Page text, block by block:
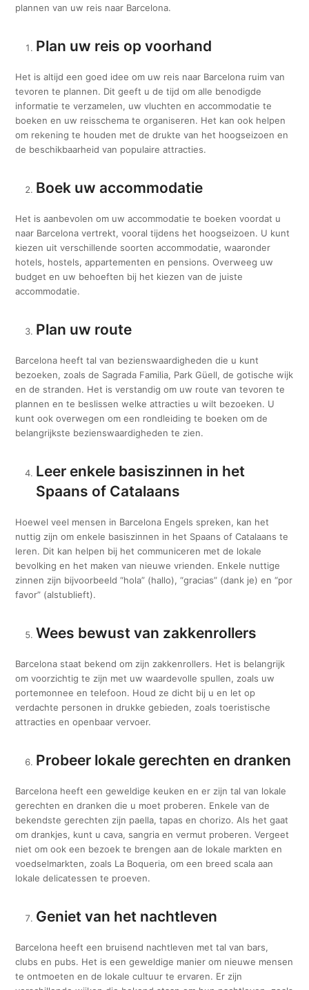
plannen van uw reis naar Barcelona.
Plan uw reis op voorhand
Het is altijd een goed idee om uw reis naar Barcelona ruim van
tevoren te plannen. Dit geeft u de tijd om alle benodigde
informatie te verzamelen, uw vluchten en accommodatie te
boeken en uw reisschema te organiseren. Het kan ook helpen
om rekening te houden met de drukte van het hoogseizoen en
de beschikbaarheid van populaire attracties.
Boek uw accommodatie
Het is aanbevolen om uw accommodatie te boeken voordat u
naar Barcelona vertrekt, vooral tijdens het hoogseizoen. U kunt
kiezen uit verschillende soorten accommodatie, waaronder
hotels, hostels, appartementen en pensions. Overweeg uw
budget en uw behoeften bij het kiezen van de juiste
accommodatie.
Plan uw route
Barcelona heeft tal van bezienswaardigheden die u kunt
bezoeken, zoals de Sagrada Familia, Park Güell, de gotische wijk
en de stranden. Het is verstandig om uw route van tevoren te
plannen en te beslissen welke attracties u wilt bezoeken. U
kunt ook overwegen om een rondleiding te boeken om de
belangrijkste bezienswaardigheden te zien.
Leer enkele basiszinnen in het
Spaans of Catalaans
Hoewel veel mensen in Barcelona Engels spreken, kan het
nuttig zijn om enkele basiszinnen in het Spaans of Catalaans te
leren. Dit kan helpen bij het communiceren met de lokale
bevolking en het maken van nieuwe vrienden. Enkele nuttige
zinnen zijn bijvoorbeeld “hola” (hallo), “gracias” (dank je) en “por
favor” (alstublieft).
Wees bewust van zakkenrollers
Barcelona staat bekend om zijn zakkenrollers. Het is belangrijk
om voorzichtig te zijn met uw waardevolle spullen, zoals uw
portemonnee en telefoon. Houd ze dicht bij u en let op
verdachte personen in drukke gebieden, zoals toeristische
attracties en openbaar vervoer.
Probeer lokale gerechten en dranken
Barcelona heeft een geweldige keuken en er zijn tal van lokale
gerechten en dranken die u moet proberen. Enkele van de
bekendste gerechten zijn paella, tapas en chorizo. Als het gaat
om drankjes, kunt u cava, sangria en vermut proberen. Vergeet
niet om ook een bezoek te brengen aan de lokale markten en
voedselmarkten, zoals La Boqueria, om een ​​breed scala aan
lokale delicatessen te proeven.
Geniet van het nachtleven
Barcelona heeft een bruisend nachtleven met tal van bars,
clubs en pubs. Het is een geweldige manier om nieuwe mensen
te ontmoeten en de lokale cultuur te ervaren. Er zijn